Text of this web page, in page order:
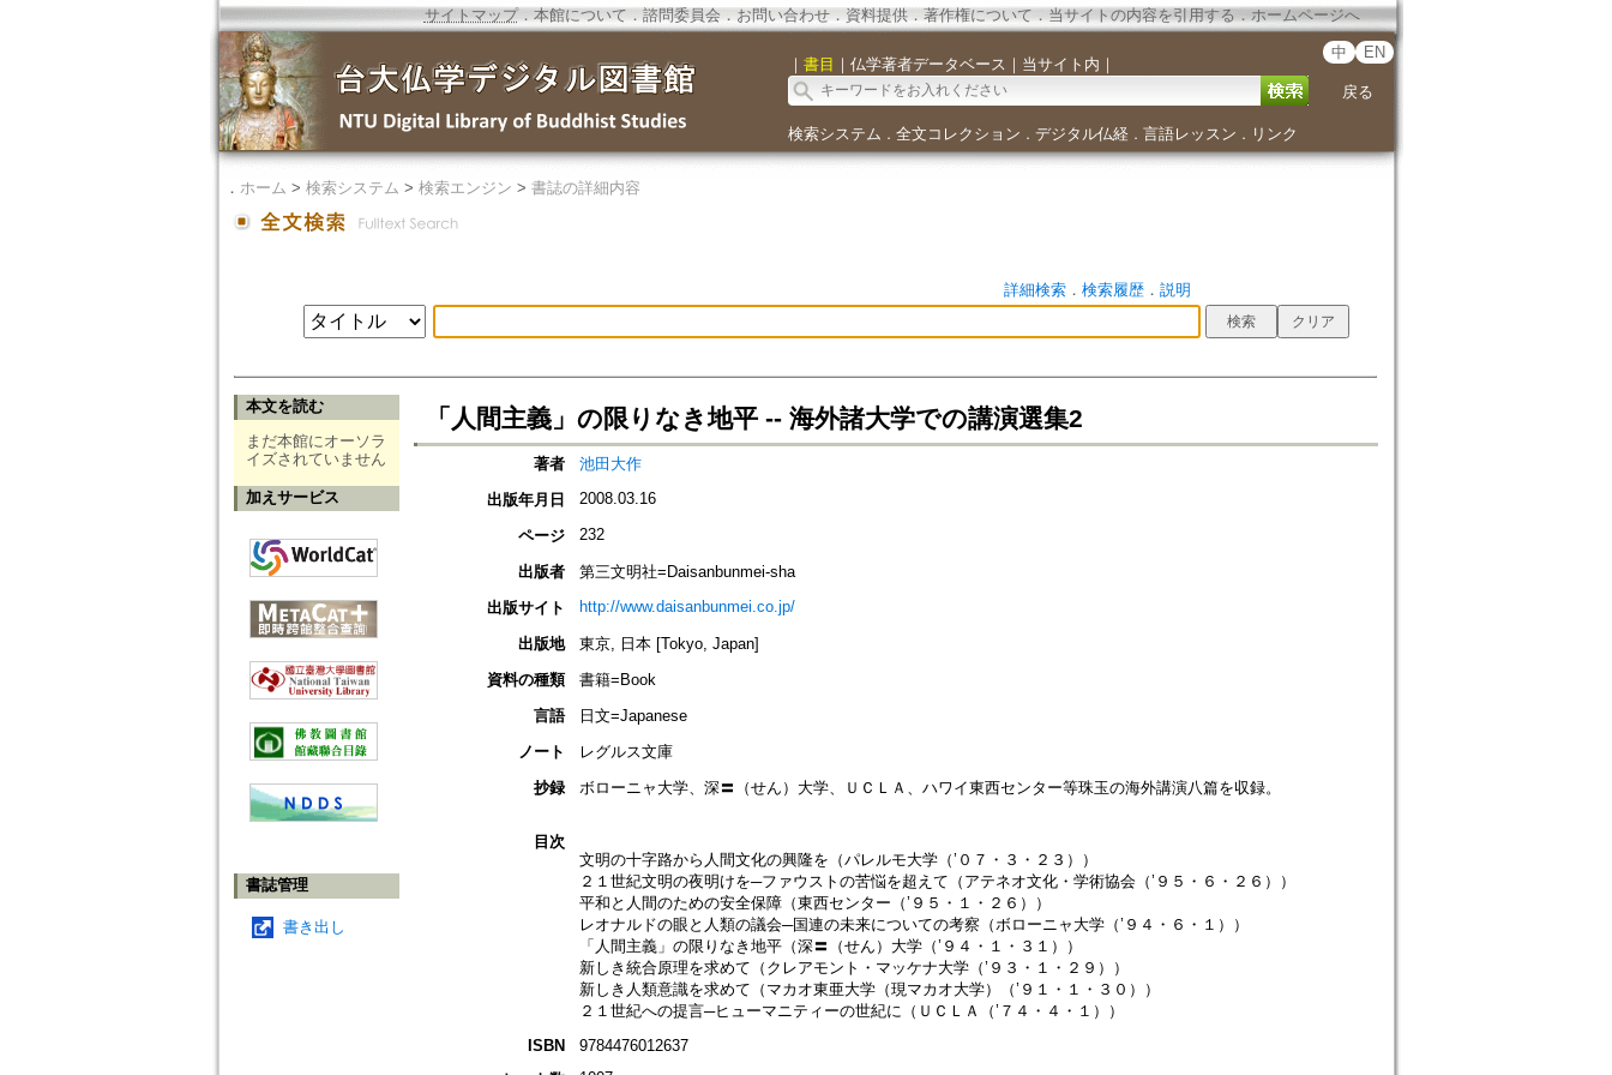
サイトマップ．本館について ． 諮問委員会． お問い合わせ． 資料提供． 著作権について．当サイトの内容を引用する ． ホームページへ
｜ 書目 ｜ 仏学著者データベース ｜ 当サイト内 ｜
中 EN
戻る
検索システム ． 全文コレクション ． デジタル仏経． 言語レッスン ． リンク
． ホーム > 検索システム > 検索エンジン > 書誌の詳細内容
詳細検索． 検索履歴． 説明
本文を読む
まだ本館にオーソラ
イズされていません
加えサービス
書誌管理
書き出し
「人間主義」の限りなき地平 -- 海外諸大学での講演選集2
著者
池田大作
出版年月日
2008.03.16
ページ 232
出版者
第三文明社=Daisanbunmei-sha
出版サイト
http://www.daisanbunmei.co.jp/
出版地
東京, 日本 [Tokyo, Japan]
資料の種類
書籍=Book
言語
日文=Japanese
ノート
レグルス文庫
抄録
ボローニャ大学、深〓（せん）大学、ＵＣＬＡ、ハワイ東西センター等珠玉の海外講演八篇を収録。
目次
文明の十字路から人間文化の興隆を（パレルモ大学（’０７・３・２３））
２１世紀文明の夜明けを─ファウストの苦悩を超えて（アテネオ文化・学術協会（’９５・６・２６））
平和と人間のための安全保障（東西センター（’９５・１・２６））
レオナルドの眼と人類の議会─国連の未来についての考察（ボローニャ大学（’９４・６・１））
「人間主義」の限りなき地平（深〓（せん）大学（’９４・１・３１））
新しき統合原理を求めて（クレアモント・マッケナ大学（’９３・１・２９））
新しき人類意識を求めて（マカオ東亜大学（現マカオ大学）（’９１・１・３０））
２１世紀への提言─ヒューマニティーの世紀に（ＵＣＬＡ（’７４・４・１））
ISBN
9784476012637